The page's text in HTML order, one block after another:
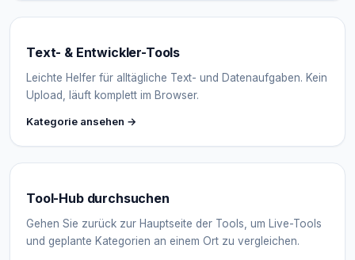
Text- & Entwickler-Tools
Leichte Helfer für alltägliche Text- und Datenaufgaben. Kein
Upload, läuft komplett im Browser.
Kategorie ansehen →
Tool-Hub durchsuchen
Gehen Sie zurück zur Hauptseite der Tools, um Live-Tools
und geplante Kategorien an einem Ort zu vergleichen.